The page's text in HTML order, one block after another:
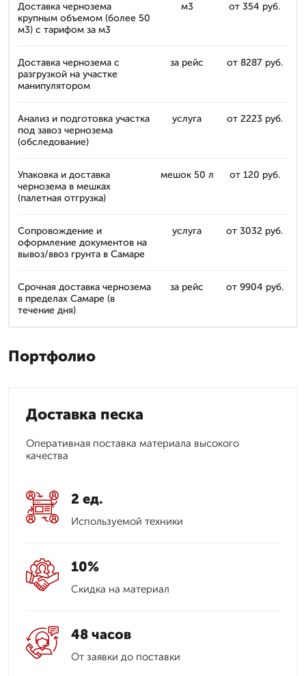
Доставка чернозема
крупным объемом (более 50
м3) с тарифом за м3
м3 от 354 руб.
Доставка чернозема с
разгрузкой на участке
манипулятором
за рейс от 8287 руб.
Анализ и подготовка участка
под завоз чернозема
(обследование)
услуга от 2223 руб.
Упаковка и доставка
чернозема в мешках
(палетная отгрузка)
мешок 50 л от 120 руб.
Сопровождение и
оформление документов на
вывоз/ввоз грунта в Самаре
услуга от 3032 руб.
Срочная доставка чернозема
в пределах Самаре (в
течение дня)
за рейс от 9904 руб.
Портфолио
Доставка песка
Оперативная поставка материала высокого
качества
2 ед.
Используемой техники
10%
Скидка на материал
48 часов
От заявки до поставки